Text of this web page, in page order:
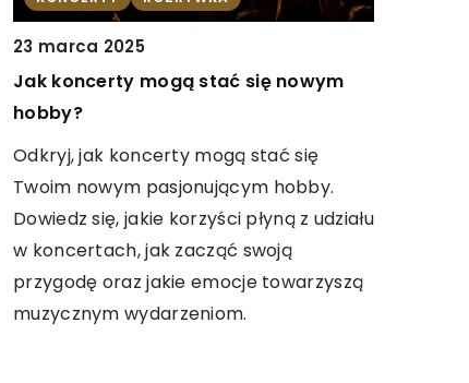
23 marca 2025
Jak koncerty mogą stać się nowym
hobby?
Odkryj, jak koncerty mogą stać się
Twoim nowym pasjonującym hobby.
Dowiedz się, jakie korzyści płyną z udziału
w koncertach, jak zacząć swoją
przygodę oraz jakie emocje towarzyszą
muzycznym wydarzeniom.